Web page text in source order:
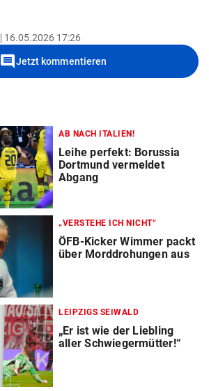
16.05.2026 17:26
commentJetzt kommentieren
AB NACH ITALIEN!
Leihe perfekt: Borussia
Dortmund vermeldet
Abgang
„VERSTEHE ICH NICHT“
ÖFB-Kicker Wimmer packt
über Morddrohungen aus
LEIPZIGS SEIWALD
„Er ist wie der Liebling
aller Schwiegermütter!“